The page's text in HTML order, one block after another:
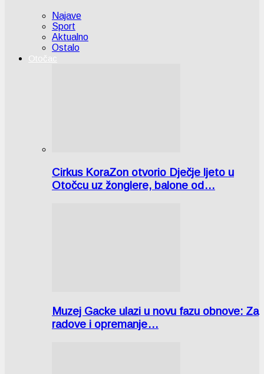
Najave
Sport
Aktualno
Ostalo
Otočac
Cirkus KoraZon otvorio Dječje ljeto u
Otočcu uz žonglere, balone od…
Muzej Gacke ulazi u novu fazu obnove: Za
radove i opremanje…